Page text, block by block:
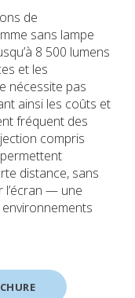
de
sans lampe
8 500 lumens
et les
nécessite pas
ainsi les coûts et
fréquent des
compris
distance, sans
l’écran — une